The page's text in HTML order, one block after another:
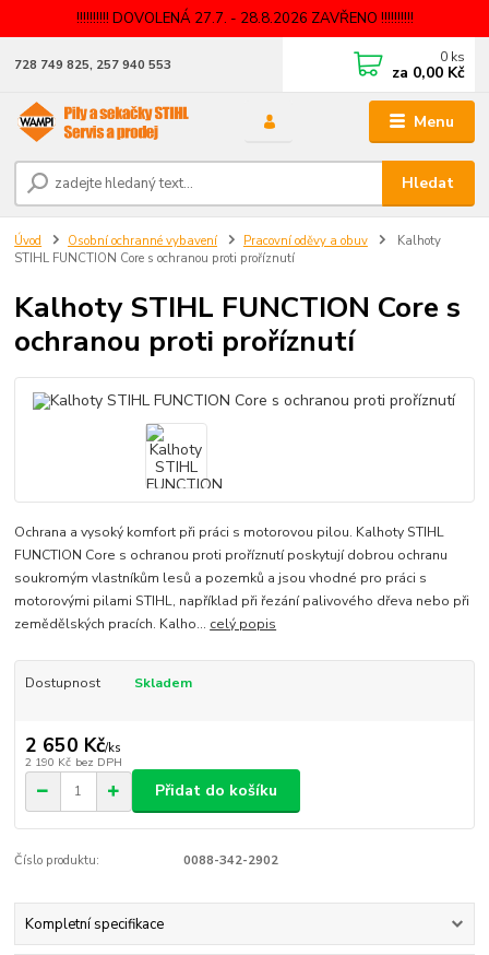
!!!!!!!!!! DOVOLENÁ 27.7. - 28.8.2026 ZAVŘENO !!!!!!!!!!
Menu
Hledat
728 749 825, 257 940 553 0 ks
za 0,00 Kč
Úvod Osobní ochranné vybavení Pracovní oděvy a obuv
Kalhoty
STIHL FUNCTION Core s ochranou proti proříznutí
Kalhoty STIHL FUNCTION Core s
ochranou proti proříznutí
Ochrana a vysoký komfort při práci s motorovou pilou. Kalhoty STIHL
FUNCTION Core s ochranou proti proříznutí poskytují dobrou ochranu
soukromým vlastníkům lesů a pozemků a jsou vhodné pro práci s
motorovými pilami STIHL, například při řezání palivového dřeva nebo při
zemědělských pracích. Kalho... celý popis
Dostupnost Skladem
2 650 Kč/ks
2 190 Kč bez DPH
Přidat do košíku
Číslo produktu: 0088-342-2902
Kompletní specifikace